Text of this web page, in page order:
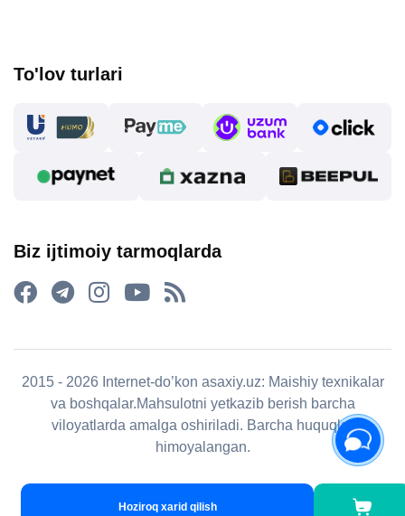
Hoziroq xarid qilish
To'lov turlari
Biz ijtimoiy tarmoqlarda
2015 - 2026 Internet-do’kon asaxiy.uz: Maishiy texnikalar
va boshqalar.Mahsulotni yetkazib berish barcha
viloyatlarda amalga oshiriladi. Barcha huquqlar
himoyalangan.